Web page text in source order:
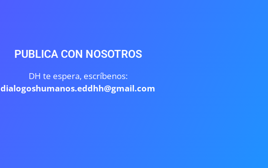
PUBLICA CON NOSOTROS
DH te espera, escríbenos:
dialogoshumanos.eddhh@gmail.com